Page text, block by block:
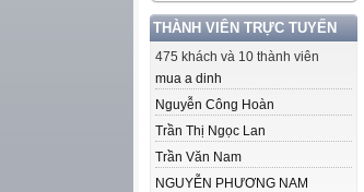
THÀNH VIÊN TRỰC TUYẾN
475 khách và 10 thành viên
mua a dinh
Nguyễn Công Hoàn
Trần Thị Ngọc Lan
Trần Văn Nam
NGUYỄN PHƯƠNG NAM